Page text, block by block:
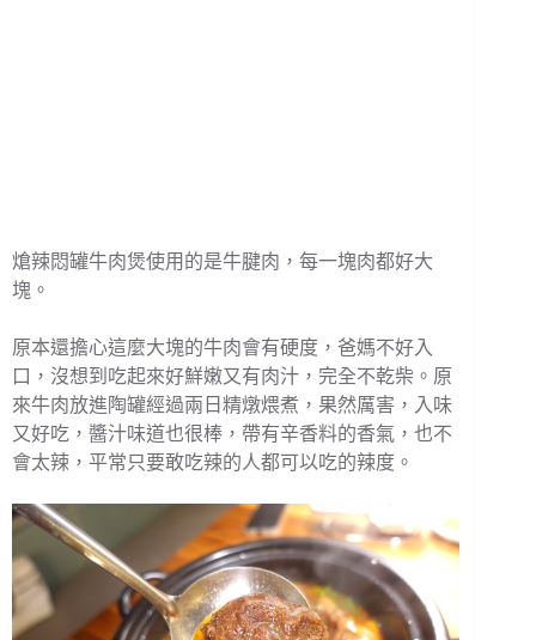
熗辣悶罐牛肉煲使用的是牛腱肉，每一塊肉都好大
塊。
原本還擔心這麼大塊的牛肉會有硬度，爸媽不好入
口，沒想到吃起來好鮮嫩又有肉汁，完全不乾柴。原
來牛肉放進陶罐經過兩日精燉煨煮，果然厲害，入味
又好吃，醬汁味道也很棒，帶有辛香料的香氣，也不
會太辣，平常只要敢吃辣的人都可以吃的辣度。